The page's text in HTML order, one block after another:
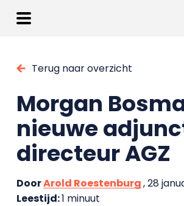
Terug naar overzicht
Morgan
nieuwe
directeur AGZ
DoorArold Roestenburg, 28
Leestijd:1 minuut